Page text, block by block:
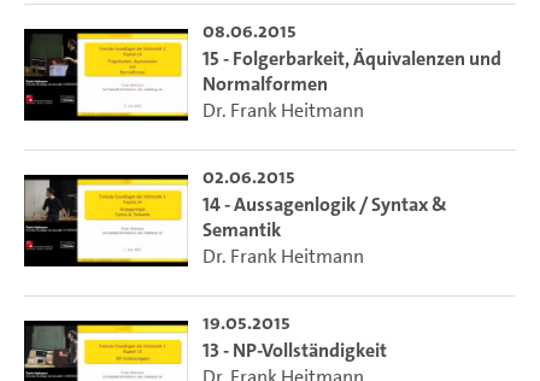
08.06.2015
15 - Folgerbarkeit, Äquivalenzen und
Normalformen
Dr. Frank Heitmann
02.06.2015
14 - Aussagenlogik / Syntax &
Semantik
Dr. Frank Heitmann
19.05.2015
13 - NP-Vollständigkeit